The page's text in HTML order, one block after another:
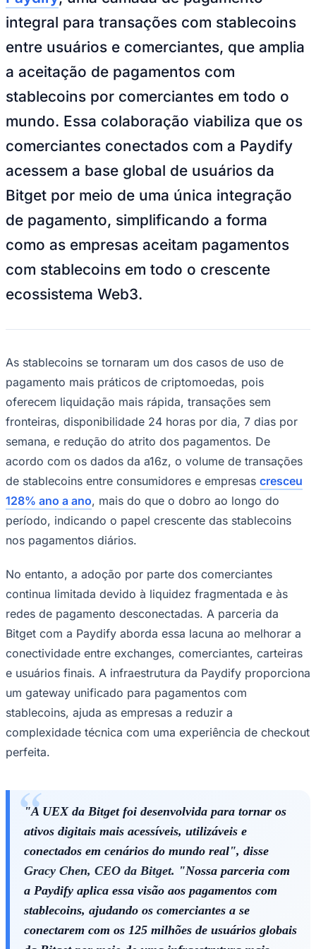
Para Sua Empresa
Guia de Empresas
Vagas na Região
Guia Comercial
Selo Verificado
Portal Educacional
Agenda de Vestibulares
Vagas de Emprego
Panorama Econômico
Panorama Econômico
Verificar EmpresaNovo
Publicidade Legal
UFC
MLB
NHL
Atletismo
Vôlei
Competições de Futebol
Brasileirão Série A
Brasileirão Série B
Paulistão
Copa do Brasil
Libertadores
Sul-Americana
Champions League
La Liga
Bundesliga
Mundial 2026
Times - Ir direto
integral para transações com stablecoins
entre usuários e comerciantes, que amplia
a aceitação de pagamentos com
stablecoins por comerciantes em todo o
mundo. Essa colaboração viabiliza que os
comerciantes conectados com a Paydify
acessem a base global de usuários da
Bitget por meio de uma única integração
de pagamento, simplificando a forma
como as empresas aceitam pagamentos
com stablecoins em todo o crescente
ecossistema Web3.
As stablecoins se tornaram um dos casos de uso de
pagamento mais práticos de criptomoedas, pois
oferecem liquidação mais rápida, transações sem
fronteiras, disponibilidade 24 horas por dia, 7 dias por
semana, e redução do atrito dos pagamentos. De
acordo com os dados da a16z, o volume de transações
de stablecoins entre consumidores e empresas cresceu
128% ano a ano, mais do que o dobro ao longo do
período, indicando o papel crescente das stablecoins
nos pagamentos diários.
No entanto, a adoção por parte dos comerciantes
continua limitada devido à liquidez fragmentada e às
redes de pagamento desconectadas. A parceria da
Bitget com a Paydify aborda essa lacuna ao melhorar a
conectividade entre exchanges, comerciantes, carteiras
e usuários finais. A infraestrutura da Paydify proporciona
um gateway unificado para pagamentos com
stablecoins, ajuda as empresas a reduzir a
complexidade técnica com uma experiência de checkout
perfeita.
"A UEX da Bitget foi desenvolvida para tornar os
ativos digitais mais acessíveis, utilizáveis e
conectados em cenários do mundo real", disse
Gracy Chen, CEO da Bitget. "Nossa parceria com
a Paydify aplica essa visão aos pagamentos com
stablecoins, ajudando os comerciantes a se
conectarem com os 125 milhões de usuários globais